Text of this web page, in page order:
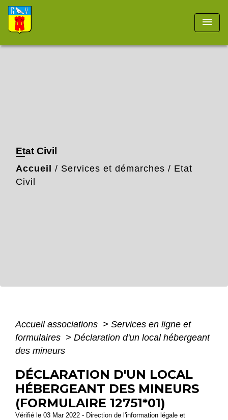
menu
Etat Civil
Accueil / Services et démarches / Etat
Civil
Accueil associations > Services en ligne et
formulaires > Déclaration d'un local hébergeant
des mineurs
DÉCLARATION D'UN LOCAL
HÉBERGEANT DES MINEURS
(FORMULAIRE 12751*01)
Vérifié le 03 Mar 2022 - Direction de l'information légale et